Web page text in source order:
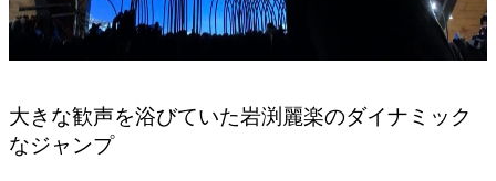
大きな歓声を浴びていた岩渕麗楽のダイナミック
なジャンプ